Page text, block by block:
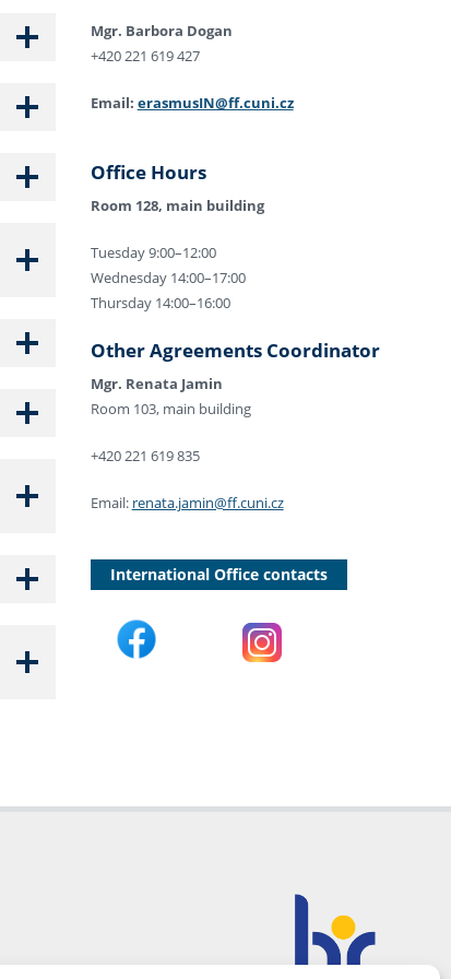
Mgr. Barbora Dogan
+420 221 619 427
Email: erasmusIN@ff.cuni.cz
Office Hours
Room 128, main building
Tuesday 9:00–12:00
Wednesday 14:00–17:00
Thursday 14:00–16:00
Other Agreements Coordinator
Mgr. Renata Jamin
Room 103, main building
+420 221 619 835
Email: renata.jamin@ff.cuni.cz
International Office contacts